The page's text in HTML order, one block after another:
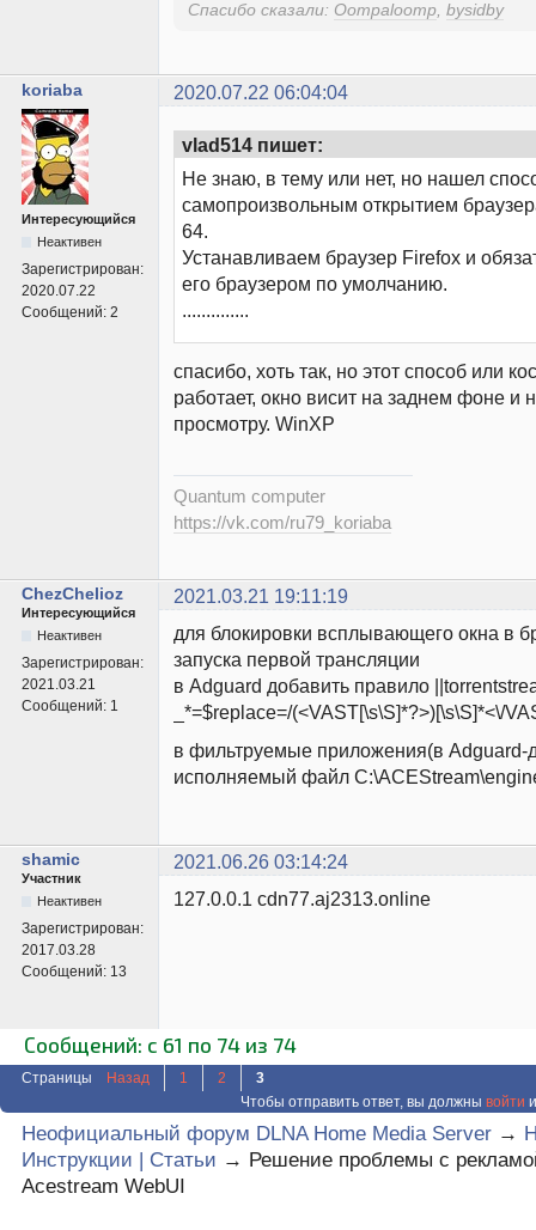
Спасибо сказали: Oompaloomp, bysidby
koriaba 2020.07.22 06:04:04
Интересующийся
Неактивен
Зарегистрирован:
2020.07.22
Сообщений: 2
vlad514 пишет:
Не знаю, в тему или нет, но нашел
самопроизвольным открытием
64.
Устанавливаем браузер Firefox и
его браузером по умолчанию.
..............
спасибо, хоть так, но этот способ или
работает, окно висит на заднем фоне и
просмотру. WinXP
Quantum computer
https://vk.com/ru79_koriaba
ChezChelioz 2021.03.21 19:11:19
Интересующийся
Неактивен
Зарегистрирован:
2021.03.21
Сообщений: 1
для блокировки всплывающего окна в
запуска первой трансляции
в Adguard добавить правило
_*=$replace=/(<VAST[\s\S]*?>)[\s\S]*<\/
в фильтруемые приложения(в Adguard-
исполняемый файл
shamic 2021.06.26 03:14:24
Участник
Неактивен
Зарегистрирован:
2017.03.28
Сообщений: 13
127.0.0.1 cdn77.aj2313.online
Сообщений: с 61 по 74 из 74
Страницы Назад 1 2
3
Чтобы отправить ответ, вы должны войти
Неофициальный форум DLNA Home Media Server →
Инструкции | Статьи → Решение проблемы с
Acestream WebUI